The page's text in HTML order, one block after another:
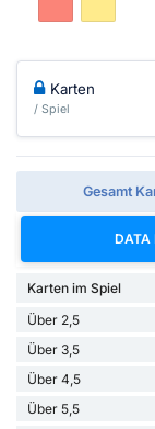
Karten
/ Spiel
Gesamt
DATA
Karten im Spiel
Über 2,5
Über 3,5
Über 4,5
Über 5,5